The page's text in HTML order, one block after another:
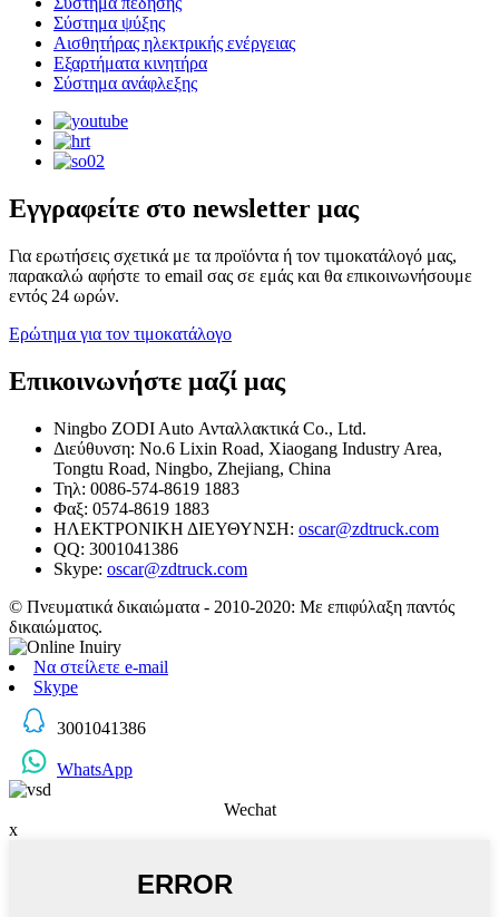
Σύστημα ψύξης
Αισθητήρας ηλεκτρικής ενέργειας
Εξαρτήματα κινητήρα
Σύστημα ανάφλεξης
Εγγραφείτε στο newsletter μας
Για ερωτήσεις σχετικά με τα προϊόντα ή τον τιμοκατάλογό μας,
παρακαλώ αφήστε το email σας σε εμάς και θα επικοινωνήσουμε
εντός 24 ωρών.
Ερώτημα για τον τιμοκατάλογο
Επικοινωνήστε μαζί μας
Ningbo ZODI Auto Ανταλλακτικά Co., Ltd.
Διεύθυνση: No.6 Lixin Road, Xiaogang Industry Area,
Tongtu Road, Ningbo, Zhejiang, China
Τηλ: 0086-574-8619 1883
Φαξ: 0574-8619 1883
ΗΛΕΚΤΡΟΝΙΚΗ ΔΙΕΥΘΥΝΣΗ: oscar@zdtruck.com
QQ: 3001041386
Skype: oscar@zdtruck.com
© Πνευματικά δικαιώματα - 2010-2020: Με επιφύλαξη παντός
δικαιώματος.
Να στείλετε e-mail
Skype
3001041386
WhatsApp
Wechat
x